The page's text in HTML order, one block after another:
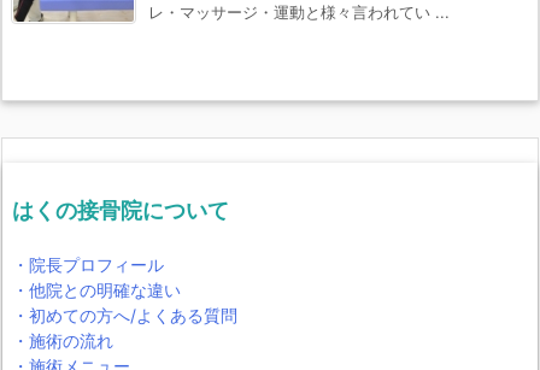
レ・マッサージ・運動と様々言われてい ...
はくの接骨院について
・院長プロフィール
・他院との明確な違い
・初めての方へ/よくある質問
・施術の流れ
・施術メニュー